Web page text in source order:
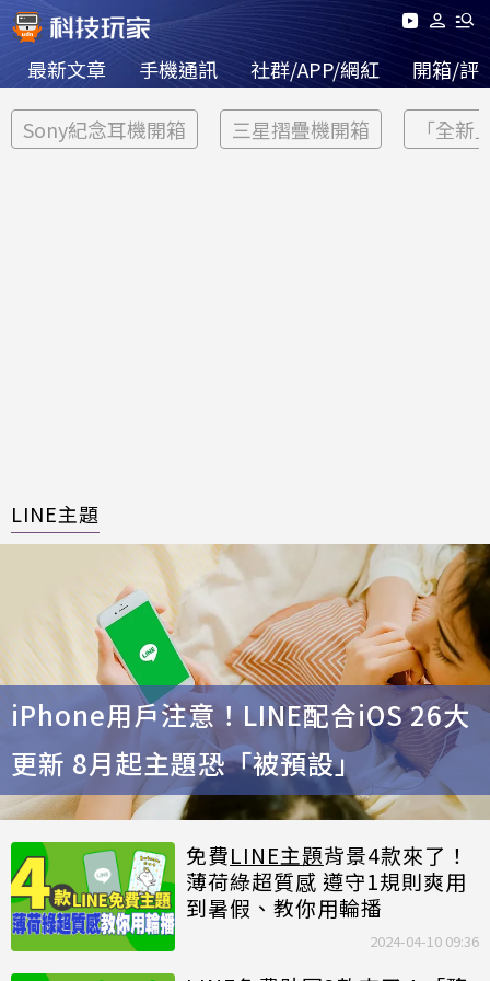
最新文章 手機通訊 社群/APP/網紅 開箱/評
Sony紀念耳機開箱 三星摺疊機開箱 「全新
LINE主題
iPhone用戶注意！LINE配合iOS 26大
更新 8月起主題恐「被預設」
免費LINE主題背景4款來了！
薄荷綠超質感 遵守1規則爽用
到暑假、教你用輪播
2024-04-10 09:36